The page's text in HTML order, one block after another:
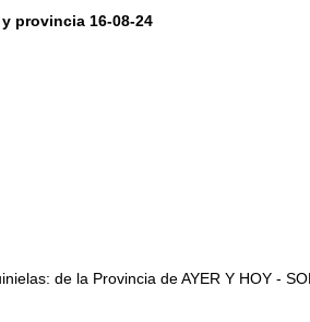
provincia 16-08-24
de la Provincia de AYER Y HOY -